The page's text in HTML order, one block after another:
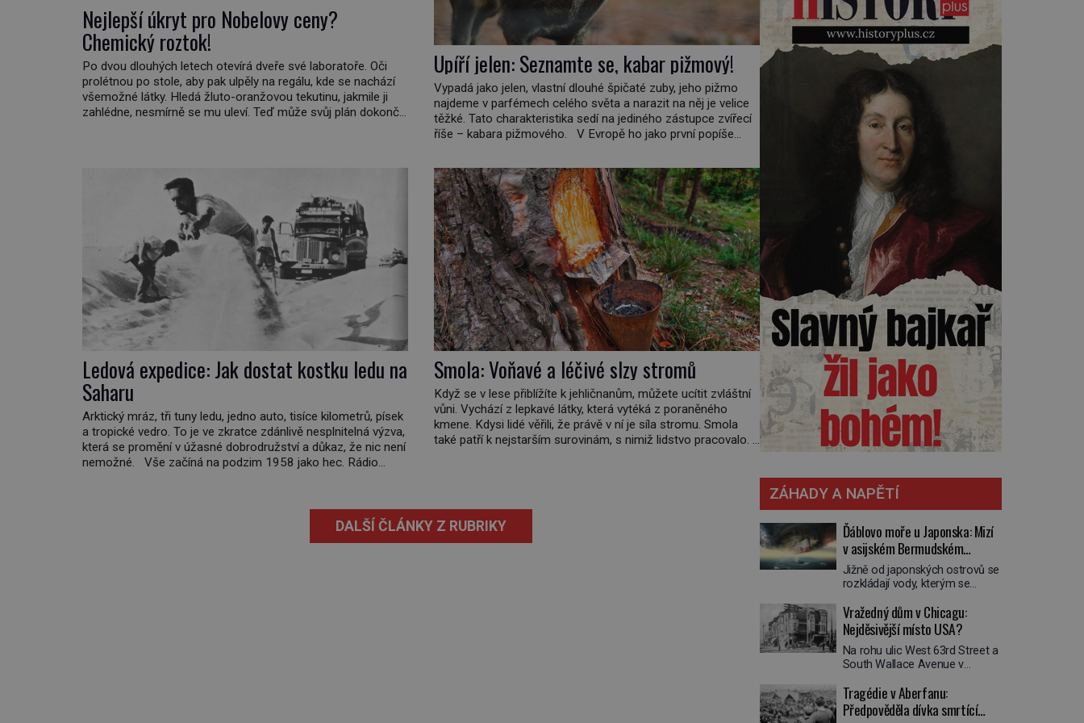
Nejlepší úkryt pro Nobelovy ceny?
Chemický roztok!
Po dvou dlouhých letech otevírá dveře své laboratoře. Oči
prolétnou po stole, aby pak ulpěly na regálu, kde se nachází
všemožné látky. Hledá žluto-oranžovou tekutinu, jakmile ji
zahlédne, nesmírně se mu uleví. Teď může svůj plán dokončit.
Upíří jelen: Seznamte se, kabar pižmový!
Vypadá jako jelen, vlastní dlouhé špičaté zuby, jeho pižmo
najdeme v parfémech celého světa a narazit na něj je velice
těžké. Tato charakteristika sedí na jediného zástupce zvířecí
říše – kabara pižmového. V Evropě ho jako první popíše
ví už celá staletí. Zvíře připomíná jelena, v kohoutku dosahuje
[…]
Ledová expedice: Jak dostat kostku ledu na
Saharu
Arktický mráz, tři tuny ledu, jedno auto, tisíce kilometrů, písek
a tropické vedro. To je ve zkratce zdánlivě nesplnitelná výzva,
která se promění v úžasné dobrodružství a důkaz, že nic není
nemožné. Vše začíná na podzim 1958 jako hec. Rádio
Smola: Voňavé a léčivé slzy stromů
Když se v lese přiblížíte k jehličnanům, můžete ucítit zvláštní
vůni. Vychází z lepkavé látky, která vytéká z poraněného
kmene. Kdysi lidé věřili, že právě v ní je síla stromu. Smola
také patří k nejstarším surovinám, s nimiž lidstvo pracovalo.
DALŠÍ ČLÁNKY Z RUBRIKY
Kearnsovým zlepšovákem.
Začíná spor, kterému génius
obětuje vše – čas, rodinu i sám
sebe. Američan Robert William
Kearns (1927–2005), který
během vlastní svatby přijde […]
ZÁHADY A NAPĚTÍ
Ďáblovo moře u Japonska: Mizí
v asijském Bermudském
trojúhelníku lodě ve spárech
neznámé síly?
Jižně od japonských ostrovů se
rozkládají vody, kterým se
se o lodích mizejících beze
stopy, podivných světlech,
zrádných proudech i mořských
dracích, kteří měli tyto končiny
střežit už v dávných legendách.
trojúhelník skutečně prokletým
místem, nebo se zde jen
Vražedný dům v Chicagu:
Nejděsivější místo USA?
Na rohu ulic West 63rd Street a
South Wallace Avenue v
Nemá žádný speciální nápis ani
pamětní desku. A přesto prý
místní zaměstnanci neradi
Tragédie v Aberfanu:
Předpověděla dívka smrtící